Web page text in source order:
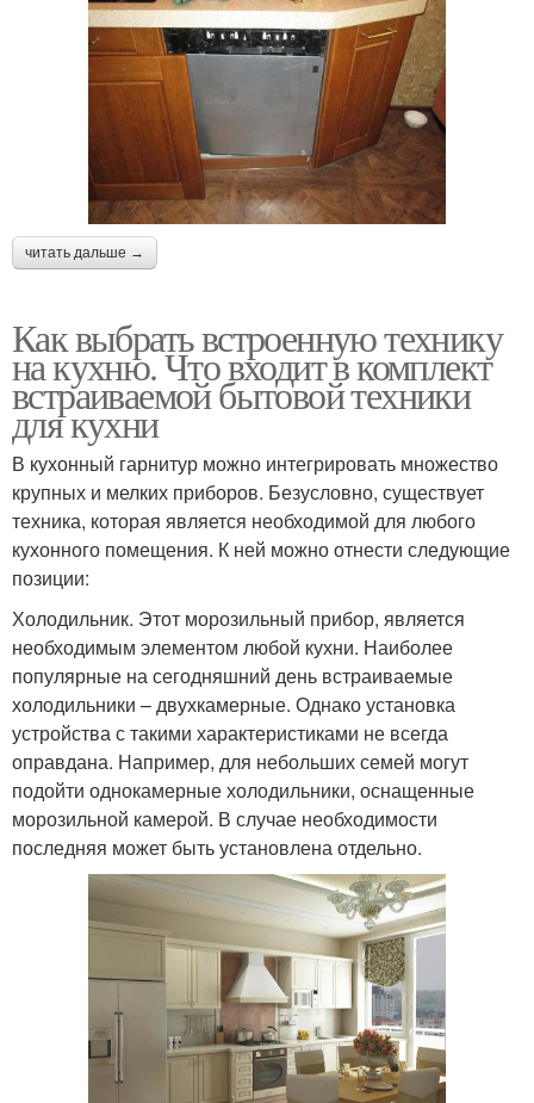
читать дальше →
Как выбрать встроенную технику
на кухню. Что входит в комплект
встраиваемой бытовой техники
для кухни
В кухонный гарнитур можно интегрировать множество
крупных и мелких приборов. Безусловно, существует
техника, которая является необходимой для любого
кухонного помещения. К ней можно отнести следующие
позиции:
Холодильник. Этот морозильный прибор, является
необходимым элементом любой кухни. Наиболее
популярные на сегодняшний день встраиваемые
холодильники – двухкамерные. Однако установка
устройства с такими характеристиками не всегда
оправдана. Например, для небольших семей могут
подойти однокамерные холодильники, оснащенные
морозильной камерой. В случае необходимости
последняя может быть установлена отдельно.